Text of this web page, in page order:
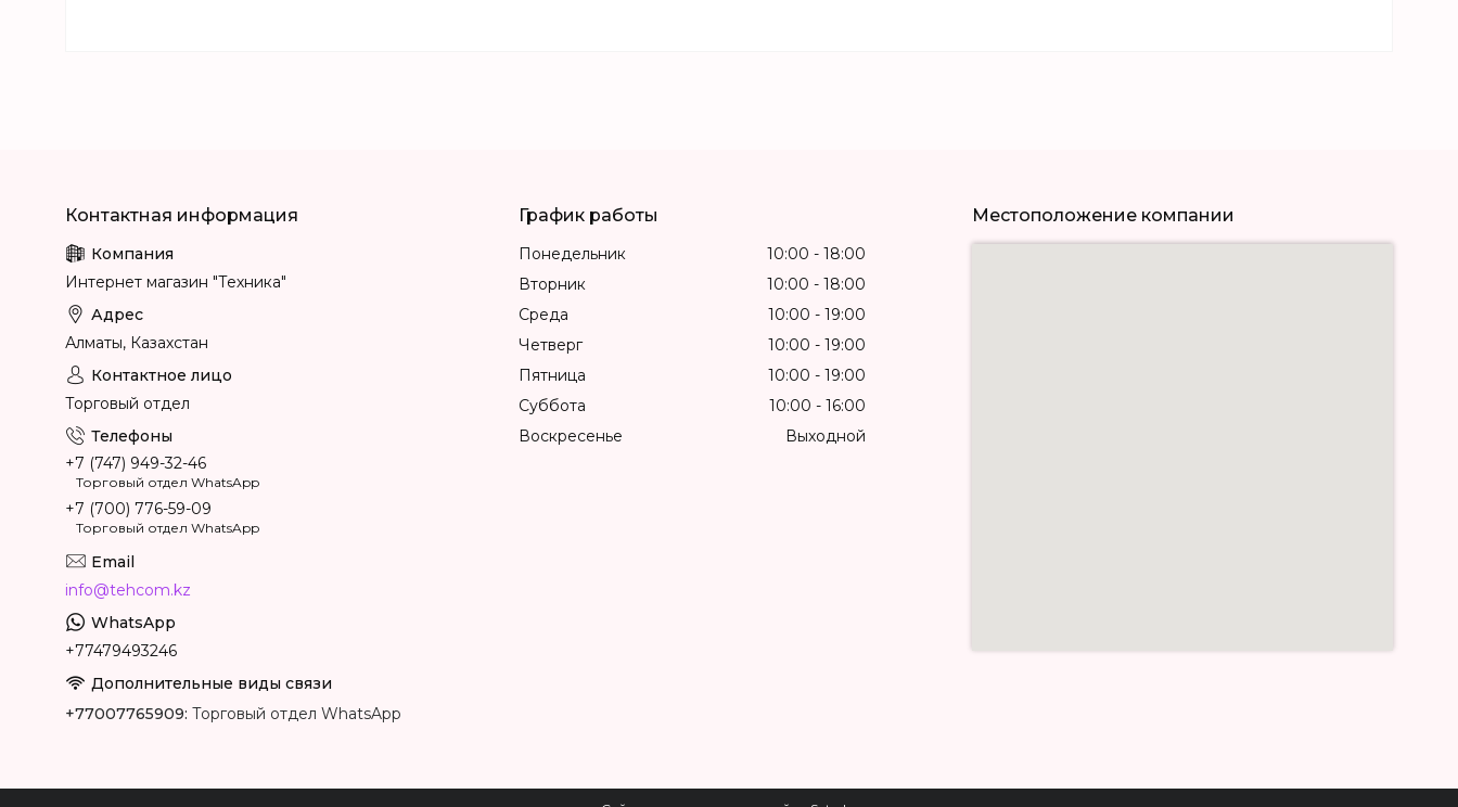
Интернет магазин "Техника"
Алматы, Казахстан
Торговый отдел
+7 (747) 949-32-46
Торговый отдел WhatsApp
+7 (700) 776-59-09
Торговый отдел WhatsApp
info@tehcom.kz
+77479493246
+77007765909 Торговый отдел WhatsApp
График работы
Понедельник 10:00
18:00
Вторник
10:00
18:00
Среда
10:00
19:00
Четверг
10:00
19:00
Пятница
10:00
19:00
Суббота
10:00
16:00
Воскресенье
Выходной
Местоположение компании